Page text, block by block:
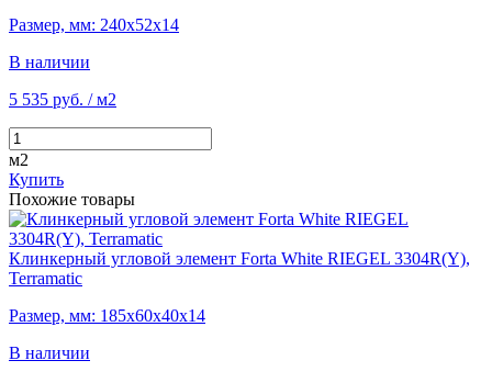
Размер, мм: 240х52х14
В наличии
5 535 руб. / м2
м2
Купить
Похожие товары
Клинкерный угловой элемент Forta White RIEGEL 3304R(Y),
Terramatic
Размер, мм: 185х60х40х14
В наличии